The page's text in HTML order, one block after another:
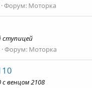
Форум: Моторка
ступицей
Форум: Моторка
венцом 2108